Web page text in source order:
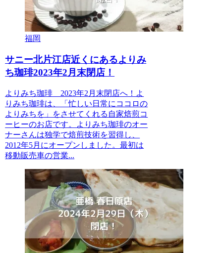
福岡
サニー北片江店近くにあるよりみ
ち珈琲2023年2月末閉店！
よりみち珈琲 2023年2月末閉店へ！よ
りみち珈琲は、「忙しい日常にココロの
よりみちを」をさせてくれる自家焙煎コ
ーヒーのお店です。よりみち珈琲のオー
ナーさんは独学で焙煎技術を習得し、
2012年5月にオープンしました。最初は⁡
移動販売車の営業...